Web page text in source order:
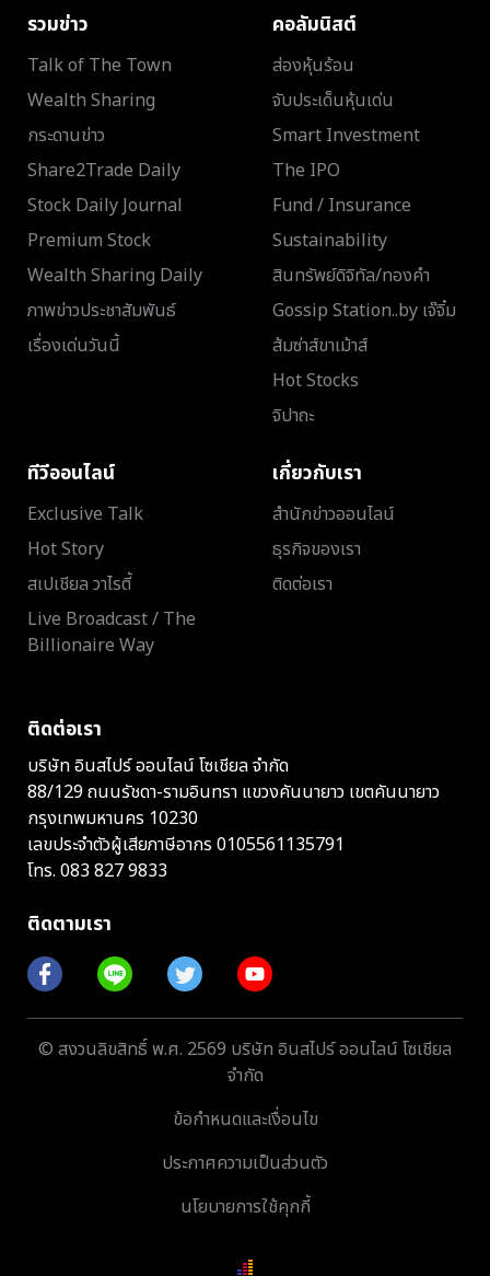
รวมข่าว
Talk of The Town
Wealth Sharing
กระดานข่าว
Share2Trade Daily
Stock Daily Journal
Premium Stock
Wealth Sharing Daily
ภาพข่าวประชาสัมพันธ์
เรื่องเด่นวันนี้
คอลัมนิสต์
ส่องหุ้นร้อน
จับประเด็นหุ้นเด่น
Smart Investment
The IPO
Fund / Insurance
Sustainability
สินทรัพย์ดิจิทัล/ทองคำ
Gossip Station..by เจ๊จิ๋ม
ส้มซ่าส์ขาเม้าส์
Hot Stocks
จิปาถะ
ทีวีออนไลน์
Exclusive Talk
Hot Story
สเปเชียล วาไรตี้
Live Broadcast / The
Billionaire Way
เกี่ยวกับเรา
สำนักข่าวออนไลน์
ธุรกิจของเรา
ติดต่อเรา
ติดต่อเรา
บริษัท อินสไปร์ ออนไลน์ โซเชียล จำกัด
88/129 ถนนรัชดา-รามอินทรา แขวงคันนายาว เขตคันนายาว
กรุงเทพมหานคร 10230
เลขประจำตัวผู้เสียภาษีอากร 0105561135791
โทร. 083 827 9833
ติดตามเรา
© สงวนลิขสิทธิ์ พ.ศ. 2569 บริษัท อินสไปร์ ออนไลน์ โซเชียล
จำกัด
ข้อกำหนดและเงื่อนไข
ประกาศความเป็นส่วนตัว
นโยบายการใช้คุกกี้